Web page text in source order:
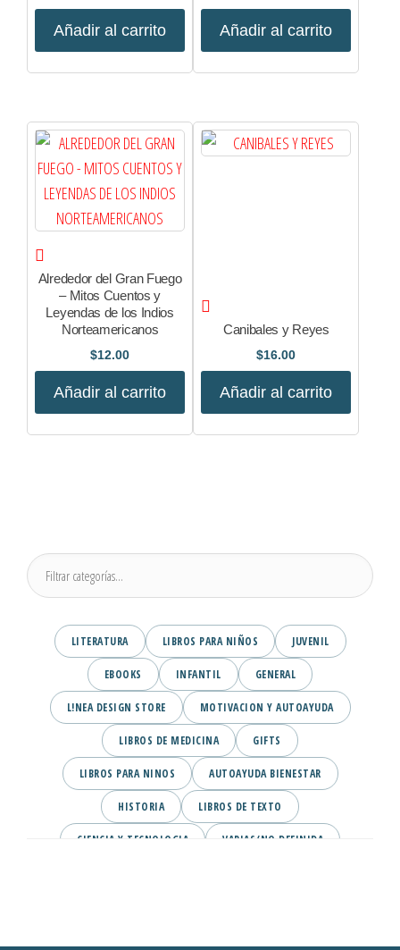
Añadir al carrito Añadir al carrito
Alrededor del Gran Fuego
– Mitos Cuentos y
Leyendas de los Indios
Norteamericanos
$12.00
Añadir al carrito
Canibales y Reyes
$16.00
Añadir al carrito
LITERATURA LIBROS PARA NIÑOS JUVENIL
EBOOKS INFANTIL GENERAL
L!NEA DESIGN STORE MOTIVACION Y AUTOAYUDA
LIBROS DE MEDICINA GIFTS
LIBROS PARA NINOS AUTOAYUDA BIENESTAR
HISTORIA LIBROS DE TEXTO
CIENCIA Y TECNOLOGIA VARIAS/NO DEFINIDA